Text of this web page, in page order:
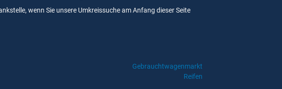
wenn Sie unsere Umkreissuche am Anfang dieser Seite
Gebrauchtwagenmarkt
Reifen